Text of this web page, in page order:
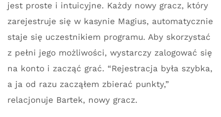
jest proste i intuicyjne. Każdy nowy gracz, który
zarejestruje się w kasynie Magius, automatycznie
staje się uczestnikiem programu. Aby skorzystać
z pełni jego możliwości, wystarczy zalogować się
na konto i zacząć grać. “Rejestracja była szybka,
a ja od razu zacząłem zbierać punkty,”
relacjonuje Bartek, nowy gracz.